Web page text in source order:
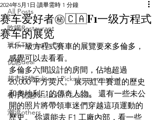
All Posts
吃喝Restaurant
玩乐Things To Do
优惠deal
超市好物Editors' Picks | supermarket
餐厅优惠Restaurant's Deals
潮流others
赛车爱好者㊙️🇨🇦F1一级方程式
赛车的展览
2024年5月1日 讀畢需時 1 分鐘
F1一級方程式賽車的展覽要來多倫多，
感覺可以去看看。
多倫多六間設計的房間，佔地超過
20,000 平方英尺。 展示紅牛賽道的歷史
和奧地利F1的傳奇人物。 還有一些未公
開的照片將帶領車迷們穿越這項運動的
歷史。 你還能去 F1 工廠內部，看一些